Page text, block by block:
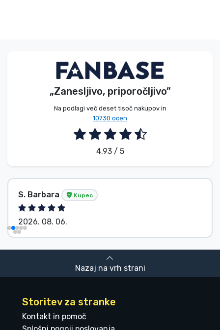
„Zanesljivo, priporočljivo”
Na podlagi več deset tisoč nakupov in
10730 ocen
4.93 / 5
S. Barbara Kupec
2026. 08. 06.
Nazaj na vrh strani
Storitev za stranke
Kontakt in pomoč
Blagovne znamke